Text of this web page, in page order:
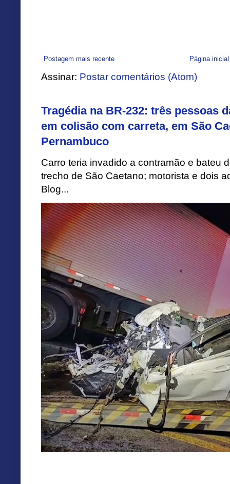
Postagem mais recente Página inicial
Assinar: Postar comentários (Atom)
Tragédia na BR-232: três pessoas
em colisão com carreta, em São
Pernambuco
Carro teria invadido a contramão e bateu
trecho de São Caetano; motorista e dois
Blog...